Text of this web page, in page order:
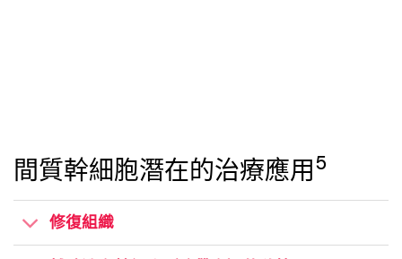
間質幹細胞潛在的治療應用5
修復組織